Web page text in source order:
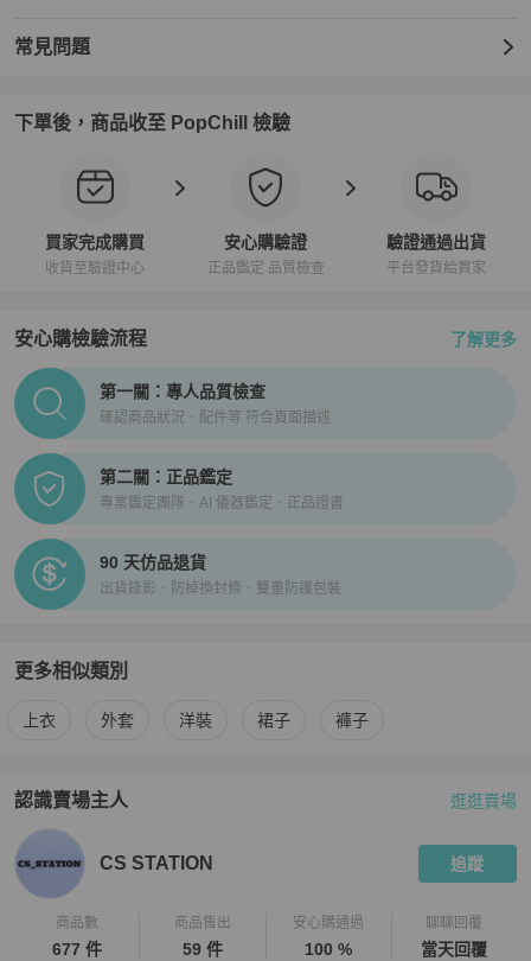
常見問題
下單後，商品收至 PopChill 檢驗
買家完成購買
收貨至驗證中心
安心購驗證
正品鑑定 品質檢查
驗證通過出貨
平台發貨給買家
安心購檢驗流程 了解更多
PopChill拍拍圈正品驗證、安心購檢驗流程介紹
第一關：專人品質檢查
確認商品狀況、配件等 符合頁面描述
第二關：正品鑑定
專業鑑定團隊、AI 儀器鑑定、正品證書
90 天仿品退貨
出貨錄影、防掉換封條、雙重防護包裝
更多相似類別
更多 JIL SANDER 女裝相似商品推薦
上衣 外套 洋裝 裙子 褲子
認識賣場主人
PopChill 拍拍圈嚴選賣家
逛逛賣場
CS STATION 追蹤
商品數
677 件
商品售出
59 件
安心購通過
100 %
聊聊回覆
當天回覆